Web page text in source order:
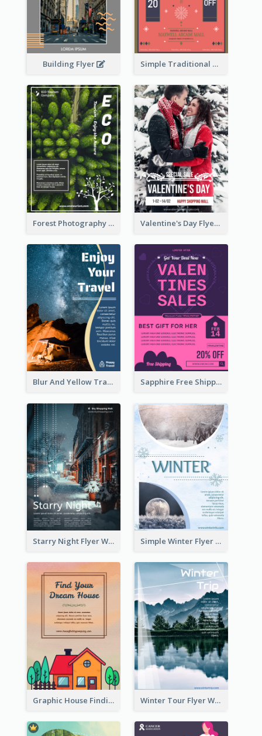
Building Flyer Simple Traditional CNY Sales Flyer Design
Forest Photography Flyer Of ECO Tourism Valentine's Day Flyer With Photo Of Couple
Blur And Yellow Travelling Flyer Decorated With Photo Sapphire Free Shipping Flyer Design Ideas
Starry Night Flyer With Street View Simple Winter Flyer With Snow Decorations
Graphic House Finding Flyer In Warm Colour Tone Winter Tour Flyer With Photo Of Snow Mountain